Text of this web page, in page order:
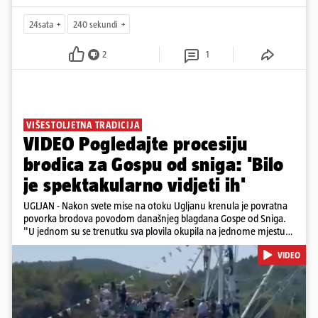
24sata 240 sekundi
2 1
VIŠESTOLJETNA TRADICIJA
VIDEO Pogledajte procesiju
brodica za Gospu od sniga: 'Bilo
je spektakularno vidjeti ih'
UGLJAN - Nakon svete mise na otoku Ugljanu krenula je povratna
povorka brodova povodom današnjeg blagdana Gospe od Sniga.
"U jednom su se trenutku sva plovila okupila na jednome mjestu
te sinkronizirano kružila sljedećih deset minuta, što je izgledalo
spektakularno", kazala nam je čitateljica koja je snimila povorku.
Posebno atraktivan prizor bio je, kako je rekla, kada su se pojedini
sudionici popeli na vrhove brodova i mahali upaljenim bakljama.
Na nekim su brodovima bili svirači, što je dodatno pridonijelo
živosti prizora. Riječ je o višestoljetnoj tradiciji, koja se neprekidno
VIDEO